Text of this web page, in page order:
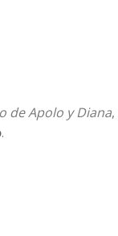
de Apolo y Diana,
.